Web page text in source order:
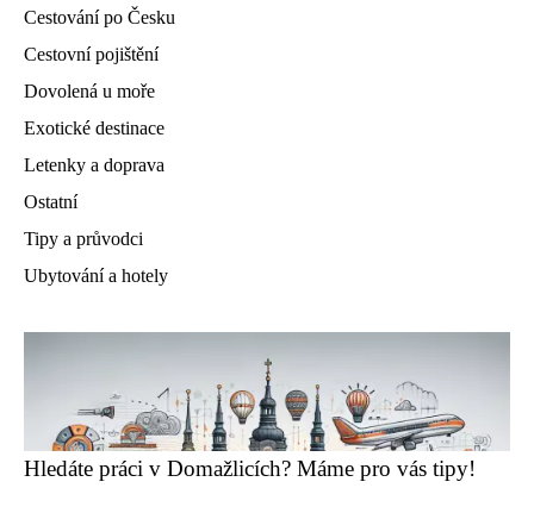
Cestování po Česku
Cestovní pojištění
Dovolená u moře
Exotické destinace
Letenky a doprava
Ostatní
Tipy a průvodci
Ubytování a hotely
Hledáte práci v Domažlicích? Máme pro vás tipy!